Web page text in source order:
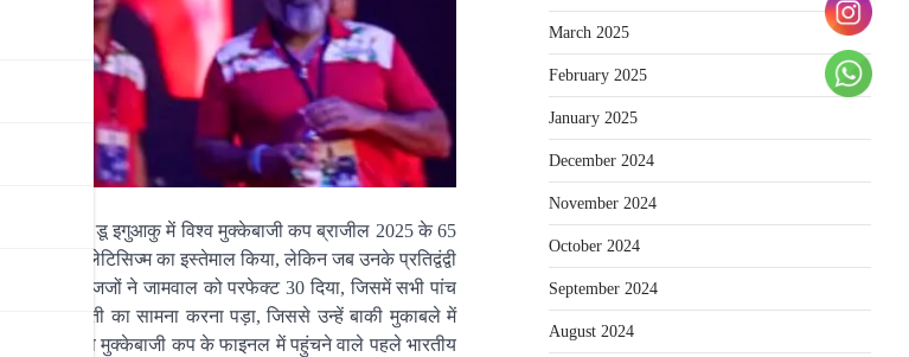
को फोज डू इगुआकु में विश्व मुक्केबाजी कप ब्राजील 2025 के 65
और एथलेटिसिज्म का इस्तेमाल किया, लेकिन जब उनके प्रतिद्वंद्वी
में से चार जजों ने जामवाल को परफेक्ट 30 दिया, जिसमें सभी पांच
उल्टी गिनती का सामना करना पड़ा, जिससे उन्हें बाकी मुकाबले में
हराकर विश्व मुक्केबाजी कप के फाइनल में पहुंचने वाले पहले भारतीय
March 2025
February 2025
January 2025
December 2024
November 2024
October 2024
September 2024
August 2024